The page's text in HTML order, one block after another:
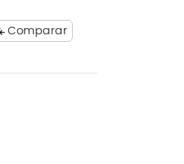
Comparar